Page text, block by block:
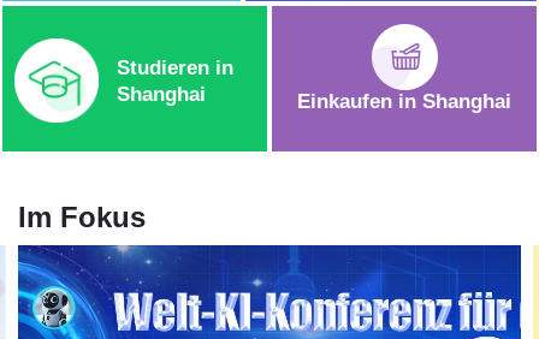
Studieren in
Shanghai
Einkaufen in Shanghai
Im Fokus